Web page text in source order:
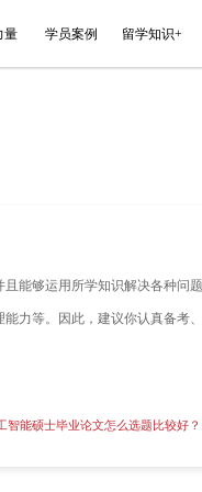
导产品+ 申诉服务
应试心态、做题技巧